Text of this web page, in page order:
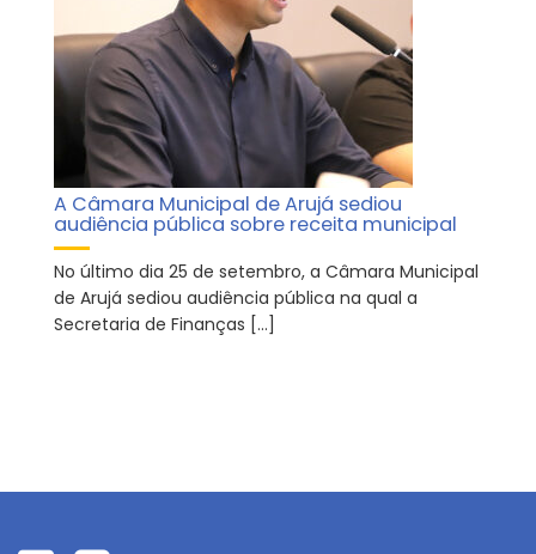
A Câmara Municipal de Arujá sediou
audiência pública sobre receita municipal
No último dia 25 de setembro, a Câmara Municipal
de Arujá sediou audiência pública na qual a
Secretaria de Finanças […]